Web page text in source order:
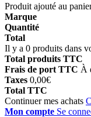
Produit ajouté au
Marque
Quantité
Total
Il y a 0 produits dans
Total produits TTC
Frais de port TTC À
Taxes 0,00€
Total TTC
Continuer mes achats
Mon compte Se